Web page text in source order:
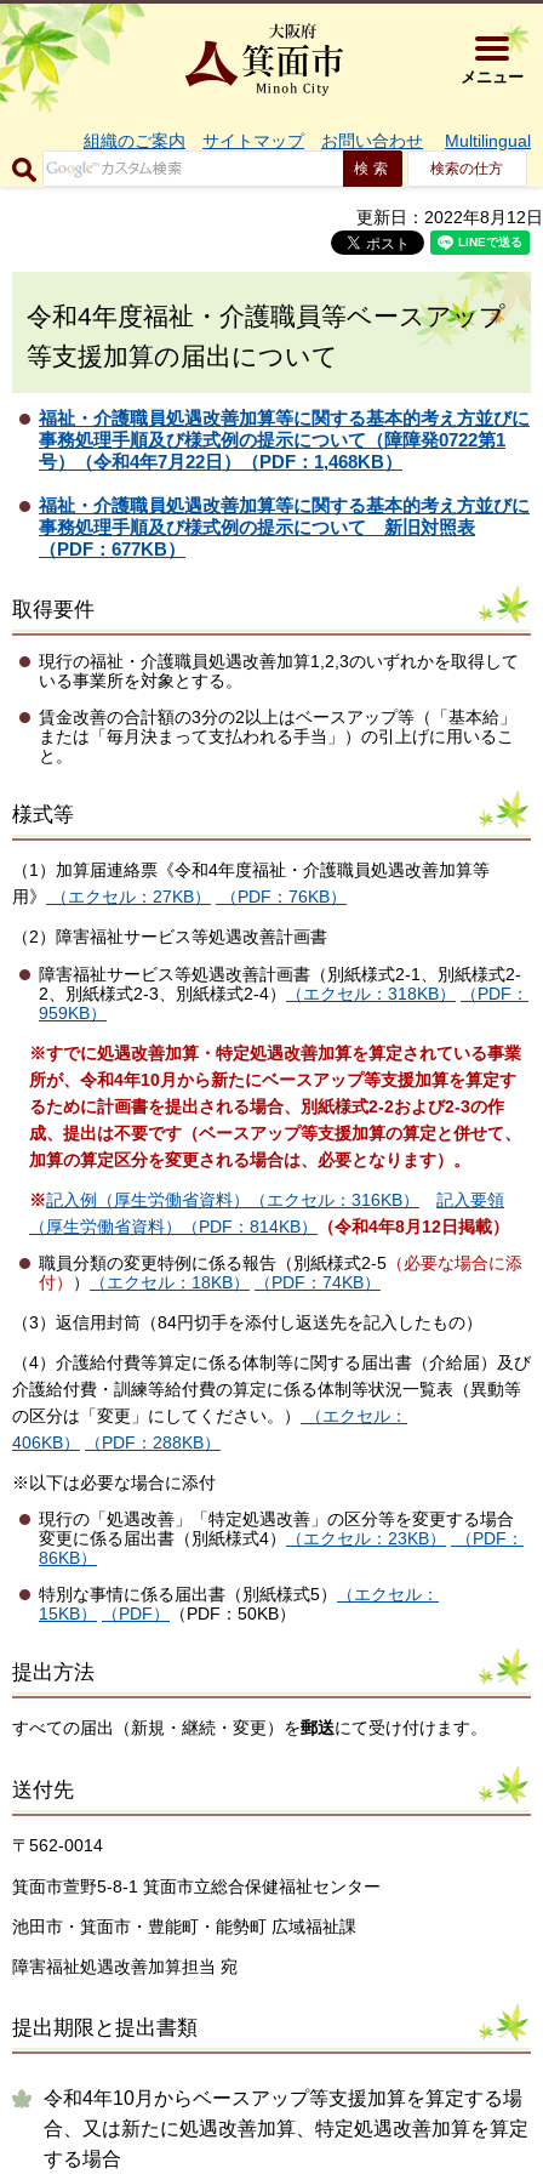
大阪府箕
メニュー
組織のご案内 サイトマップ お問い合わせ Multilingual
検索の仕方
更新日：2022年8月12日
令和4年度福祉・介護職員等ベースアップ
等支援加算の届出について
福祉・介護職員処遇改善加算等に関する基本的考え方並びに
事務処理手順及び様式例の提示について（障障発0722第1
号）（令和4年7月22日）（PDF：1,468KB）
福祉・介護職員処遇改善加算等に関する基本的考え方並びに
事務処理手順及び様式例の提示について 新旧対照表
（PDF：677KB）
取得要件
現行の福祉・介護職員処遇改善加算1,2,3のいずれかを取得して
いる事業所を対象とする。
賃金改善の合計額の3分の2以上はベースアップ等（「基本給」
または「毎月決まって支払われる手当」）の引上げに用いるこ
と。
様式等
（1）加算届連絡票《令和4年度福祉・介護職員処遇改善加算等
用》
（エクセル：27KB） （PDF：76KB）
（2）障害福祉サービス等処遇改善計画書
障害福祉サービス等処遇改善計画書（別紙様式2-1、別紙様式2-
2、別紙様式2-3、別紙様式2-4）
（エクセル：318KB）
（PDF：
959KB）
※すでに処遇改善加算・特定処遇改善加算を算定されている事業
所が、令和4年10月から新たにベースアップ等支援加算を算定す
るために計画書を提出される場合、別紙様式2-2および2-3の作
成、提出は不要です（ベースアップ等支援加算の算定と併せて、
加算の算定区分を変更される場合は、必要となります）。
※記入例（厚生労働省資料）（エクセル：316KB）
記入要領
（厚生労働省資料）（PDF：814KB）
（令和4年8月12日掲載）
職員分類の変更特例に係る報告（別紙様式2-5 （必要な場合に添
付）
） （エクセル：18KB） （PDF：74KB）
（3）返信用封筒（84円切手を添付し返送先を記入したもの）
（4）介護給付費等算定に係る体制等に関する届出書（介給届）及び
介護給付費・訓練等給付費の算定に係る体制等状況一覧表（異動等
の区分は「変更」にしてください。）
（エクセル：
406KB）
（PDF：288KB）
※以下は必要な場合に添付
現行の「処遇改善」「特定処遇改善」の区分等を変更する場合
変更に係る届出書（別紙様式4）
（エクセル：23KB）
（PDF：
86KB）
特別な事情に係る届出書（別紙様式5）
（エクセル：
15KB）
（PDF） （PDF：50KB）
提出方法
すべての届出（新規・継続・変更）を郵送にて受け付けます。
送付先
〒562-0014
箕面市萱野5-8-1 箕面市立総合保健福祉センター
池田市・箕面市・豊能町・能勢町 広域福祉課
障害福祉処遇改善加算担当 宛
提出期限と提出書類
令和4年10月からベースアップ等支援加算を算定する場
合、又は新たに処遇改善加算、特定処遇改善加算を算定
する場合